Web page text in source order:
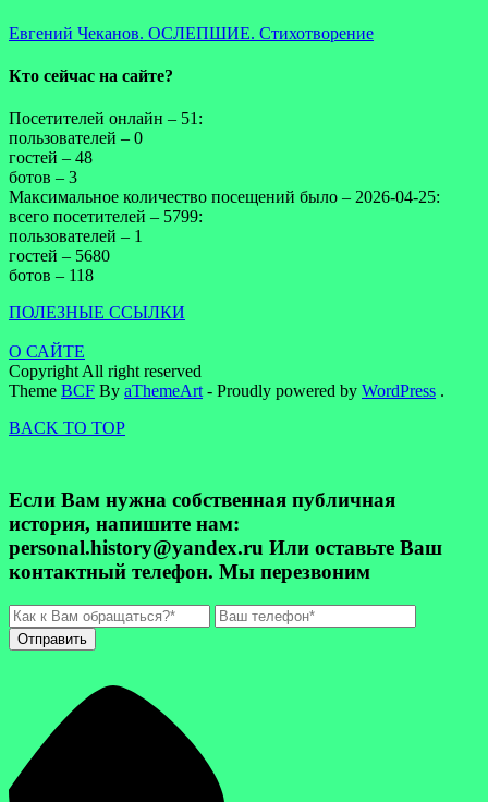
Евгений Чеканов. ОСЛЕПШИЕ. Стихотворение
Кто сейчас на сайте?
Посетителей онлайн – 51:
пользователей – 0
гостей – 48
ботов – 3
Максимальное количество посещений было – 2026-04-25:
всего посетителей – 5799:
пользователей – 1
гостей – 5680
ботов – 118
ПОЛЕЗНЫЕ ССЫЛКИ
О САЙТЕ
Copyright All right reserved
Theme BCF By aThemeArt - Proudly powered by WordPress .
BACK TO TOP
Если Вам нужна собственная публичная
история, напишите нам:
personal.history@yandex.ru Или оставьте Ваш
контактный телефон. Мы перезвоним
Отправить